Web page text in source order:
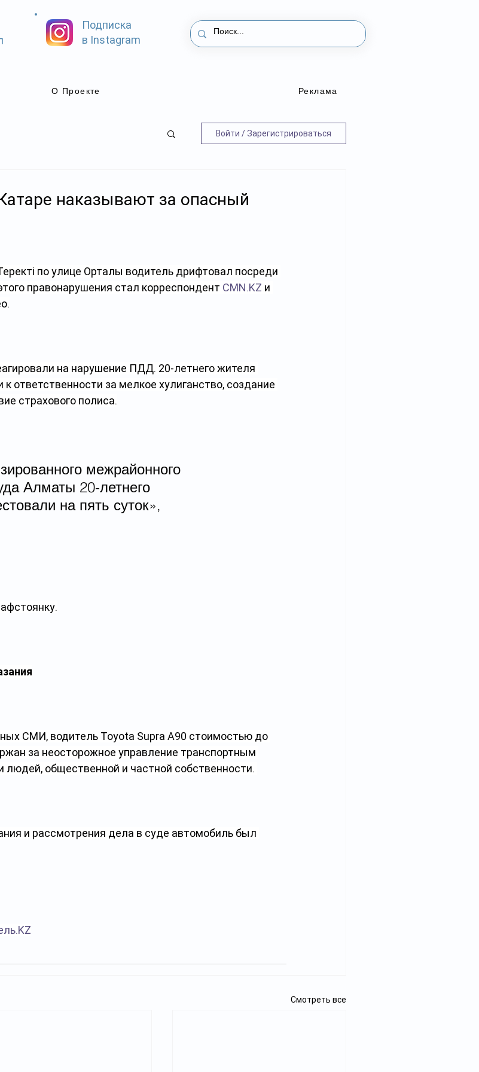
Подписка
в Instagram
О Проекте Реклама
Войти / Зарегистрироваться
наказывают за опасный
по улице Орталық водитель дрифтовал посреди
правонарушения стал корреспондент CMN.KZ и
на нарушение ПДД. 20-летнего жителя
ответственности за мелкое хулиганство, создание
страхового полиса.
межрайонного
Алматы 20-летнего
на пять суток»,
СМИ, водитель Toyota Supra A90 стоимостью до
за неосторожное управление транспортным
общественной и частной собственности.
и рассмотрения дела в суде автомобиль был
Смотреть все